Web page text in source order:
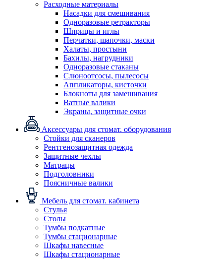
Расходные материалы
Насадки для смешивания
Одноразовые ретракторы
Шприцы и иглы
Перчатки, шапочки, маски
Халаты, простыни
Бахилы, нагрудники
Одноразовые стаканы
Слюноотсосы, пылесосы
Аппликаторы, кисточки
Блокноты для замешивания
Ватные валики
Экраны, защитные очки
Аксессуары для стомат. оборудования
Стойки для сканеров
Рентгенозащитная одежда
Защитные чехлы
Матрацы
Подголовники
Поясничные валики
Мебель для стомат. кабинета
Стулья
Столы
Тумбы подкатные
Тумбы стационарные
Шкафы навесные
Шкафы стационарные